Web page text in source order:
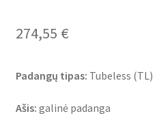
274,55 €
Padangų tipas: Tubeless (TL)
Ašis: galinė padanga